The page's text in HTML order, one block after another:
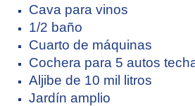
Cava para vinos
1/2 baño
Cuarto de máquinas
Cochera para 5 autos
Aljibe de 10 mil litros
Jardín amplio